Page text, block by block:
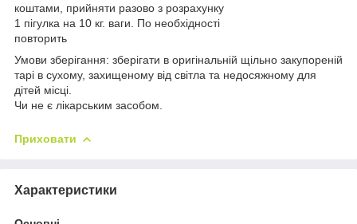
коштами, прийняти разово з розрахунку
1 пігулка на 10 кг. ваги. По необхідності
повторить
Умови зберігання: зберігати в оригінальній щільно закупореній
тарі в сухому, захищеному від світла та недосяжному для
дітей місці.
Чи не є лікарським засобом.
Приховати
Характеристики